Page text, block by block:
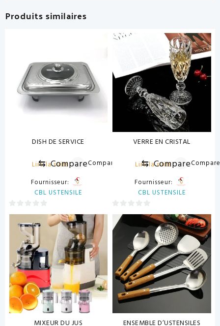
Produits similaires
DISH DE SERVICE
Lire la suite
⇆ CompareCompare
Fournisseur:
CBL USTENSILE
0
sur
VERRE EN CRISTAL
Lire la suite
⇆ Compare
Fournisseur:
CBL USTENSILE
0
sur
MIXEUR DU JUS ENSEMBLE D’USTENSILES